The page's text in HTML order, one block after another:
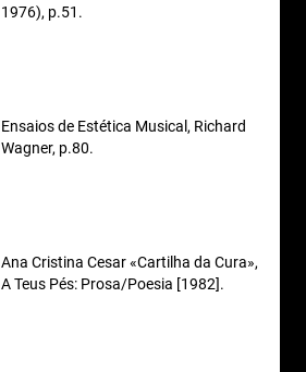
1976), p.51.
Ensaios de Estética Musical, Richard
Wagner, p.80.
Ana Cristina Cesar «Cartilha da Cura»,
A Teus Pés: Prosa/Poesia [1982].